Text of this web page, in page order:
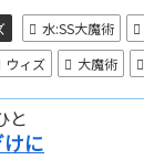
水:SS大魔術
ウィズ 大魔術
と
に